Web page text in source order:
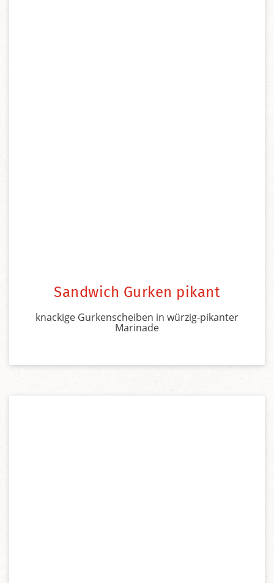
Sandwich Gurken pikant
knackige Gurkenscheiben in würzig-pikanter
Marinade